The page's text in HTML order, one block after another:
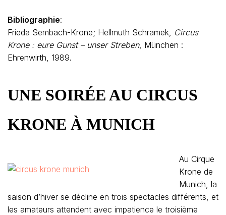
Bibliographie:
Frieda Sembach-Krone; Hellmuth Schramek, Circus
Krone : eure Gunst – unser Streben, München :
Ehrenwirth, 1989.
UNE SOIRÉE AU CIRCUS
KRONE À MUNICH
Au Cirque
Krone de
Munich, la
saison d’hiver se décline en trois spectacles différents, et
les amateurs attendent avec impatience le troisième